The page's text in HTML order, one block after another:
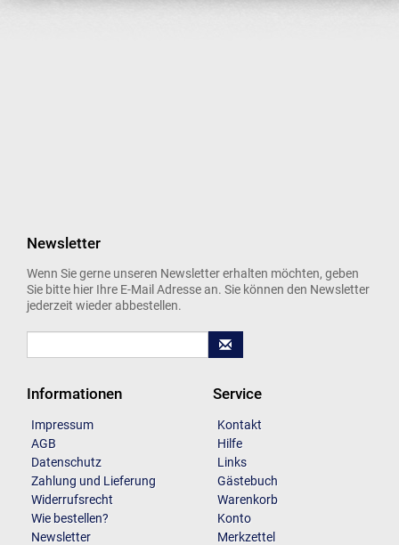
Newsletter
Wenn Sie gerne unseren Newsletter erhalten möchten, geben
Sie bitte hier Ihre E-Mail Adresse an. Sie können den Newsletter
jederzeit wieder abbestellen.
Informationen
Impressum
AGB
Datenschutz
Zahlung und Lieferung
Widerrufsrecht
Wie bestellen?
Newsletter
Service
Kontakt
Hilfe
Links
Gästebuch
Warenkorb
Konto
Merkzettel